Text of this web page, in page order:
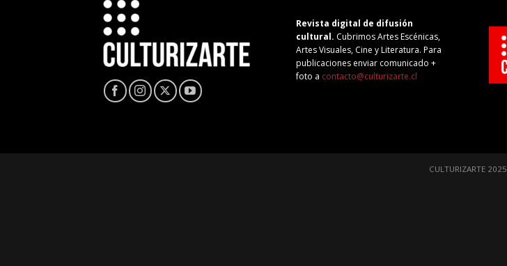
Revista digital de difusión
cultural. Cubrimos Artes Escénicas,
Artes Visuales, Cine y Literatura. Para
publicaciones enviar comunicado +
foto a contacto@culturizarte.cl
CULTURIZARTE 2025